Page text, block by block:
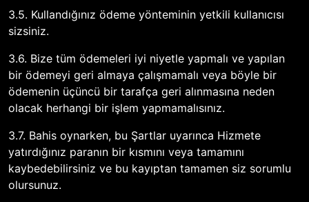
3.5. Kullandığınız ödeme yönteminin yetkili kullanıcısı
sizsiniz.
3.6. Bize tüm ödemeleri iyi niyetle yapmalı ve yapılan
bir ödemeyi geri almaya çalışmamalı veya böyle bir
ödemenin üçüncü bir tarafça geri alınmasına neden
olacak herhangi bir işlem yapmamalısınız.
3.7. Bahis oynarken, bu Şartlar uyarınca Hizmete
yatırdığınız paranın bir kısmını veya tamamını
kaybedebilirsiniz ve bu kayıptan tamamen siz sorumlu
olursunuz.